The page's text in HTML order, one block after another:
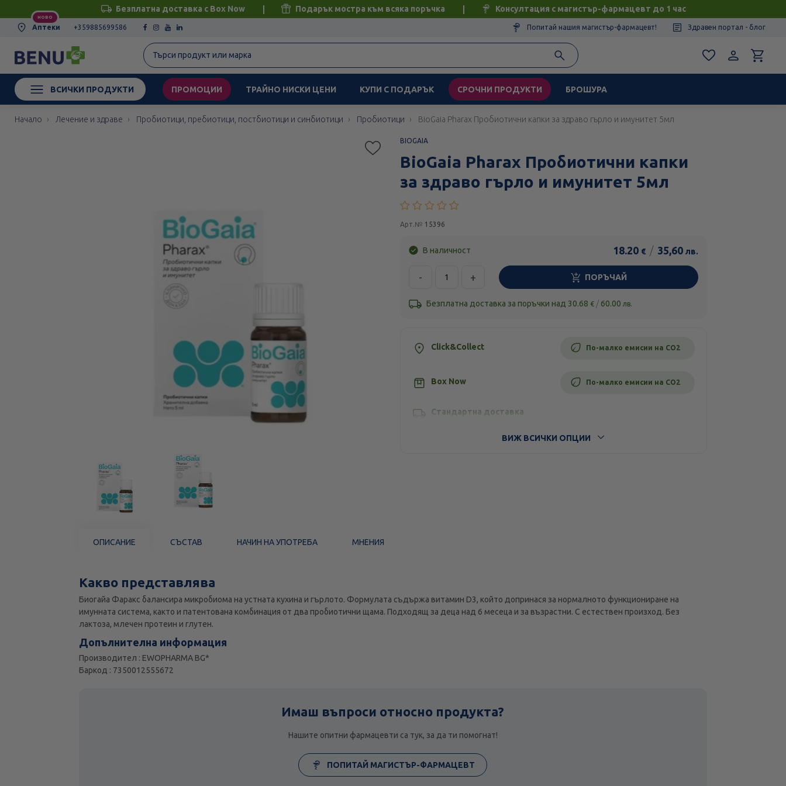
Безплатна доставка с Box Now Подарък мостра към всяка поръчка Консултация с магистър-фармацевт до 1 час
НОВО
Аптеки +359885699586 Попитай нашия магистър-фармацевт! Здравен портал - блог
ВСИЧКИ ПРОДУКТИ ПРОМОЦИИ ТРАЙНО НИСКИ ЦЕНИ КУПИ С ПОДАРЪК СРОЧНИ ПРОДУКТИ БРОШУРА
Начало Лечение и здраве Пробиотици, пребиотици, постбиотици и синбиотици Пробиотици BioGaia Pharax Пробиотични капки за здраво гърло и имунитет 5мл
BIOGAIA
BioGaia Pharax Пробиотични капки
за здраво гърло и имунитет 5мл
Арт.№ 15396
В наличност 18.20 € / 35,60 лв.
- + ПОРЪЧАЙ
Безплатна доставка за поръчки над 30.68 € / 60.00 лв.
Click&Collect По-малко емисии на CO2
Box Now По-малко емисии на CO2
Стандартна доставка
ВИЖ ВСИЧКИ ОПЦИИ
ОПИСАНИЕ СЪСТАВ НАЧИН НА УПОТРЕБА МНЕНИЯ
Какво представлява
Биогайа Фаракс балансира микробиома на устната кухина и гърлото. Формулата съдържа витамин D3, който допринася за нормалното функциониране на
имунната система, както и патентована комбинация от два пробиотични щама. Подходящ за деца над 6 месеца и за възрастни. С естествен произход. Без
лактоза, млечен протеин и глутен.
Допълнителна информация
Производител : EWOPHARMA BG*
Баркод : 7350012555672
Имаш въпроси относно продукта?
Нашите опитни фармацевти са тук, за да ти помогнат!
ПОПИТАЙ МАГИСТЪР-ФАРМАЦЕВТ